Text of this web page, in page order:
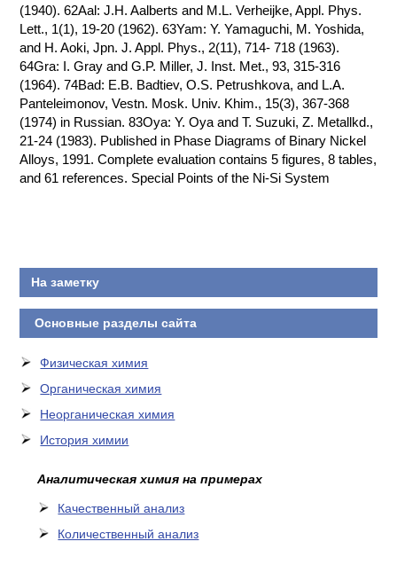
(1940). 62Aal: J.H. Aalberts and M.L. Verheijke, Appl. Phys.
Lett., 1(1), 19-20 (1962). 63Yam: Y. Yamaguchi, M. Yoshida,
and H. Aoki, Jpn. J. Appl. Phys., 2(11), 714- 718 (1963).
64Gra: I. Gray and G.P. Miller, J. Inst. Met., 93, 315-316
(1964). 74Bad: E.B. Badtiev, O.S. Petrushkova, and L.A.
Panteleimonov, Vestn. Mosk. Univ. Khim., 15(3), 367-368
(1974) in Russian. 83Oya: Y. Oya and T. Suzuki, Z. Metallkd.,
21-24 (1983). Published in Phase Diagrams of Binary Nickel
Alloys, 1991. Complete evaluation contains 5 figures, 8 tables,
and 61 references. Special Points of the Ni-Si System
На заметку
Основные разделы сайта
Физическая химия
Органическая химия
Неорганическая химия
История химии
Аналитическая химия на примерах
Качественный анализ
Количественный анализ